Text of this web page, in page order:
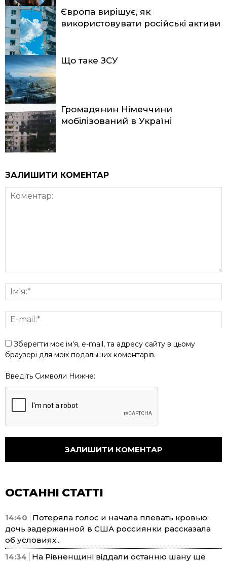
Європа вирішує, як
використовувати російські активи
Що таке ЗСУ
Громадянин Німеччини
мобілізований в Україні
ЗАЛИШИТИ КОМЕНТАР
Зберегти моє ім'я, e-mail, та адресу сайту в цьому
браузері для моїх подальших коментарів.
Введіть Символи Нижче:
ОСТАННІ СТАТТІ
14:40
Потеряла голос и начала плевать кровью:
дочь задержанной в США россиянки рассказала
об условиях...
14:34
На Рівненщині віддали останню шану ще